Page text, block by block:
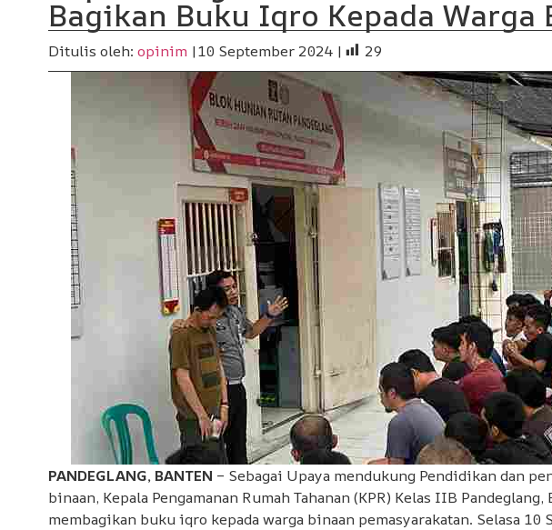
Bagikan Buku Iqro Kepada Warga
Ditulis oleh:opinim |10 September 2024 | 29
PANDEGLANG, BANTEN – Sebagai Upaya mendukung Pendidikan dan
binaan, Kepala Pengamanan Rumah Tahanan (KPR) Kelas IIB
membagikan buku iqro kepada warga binaan pemasyarakatan. Selasa 10